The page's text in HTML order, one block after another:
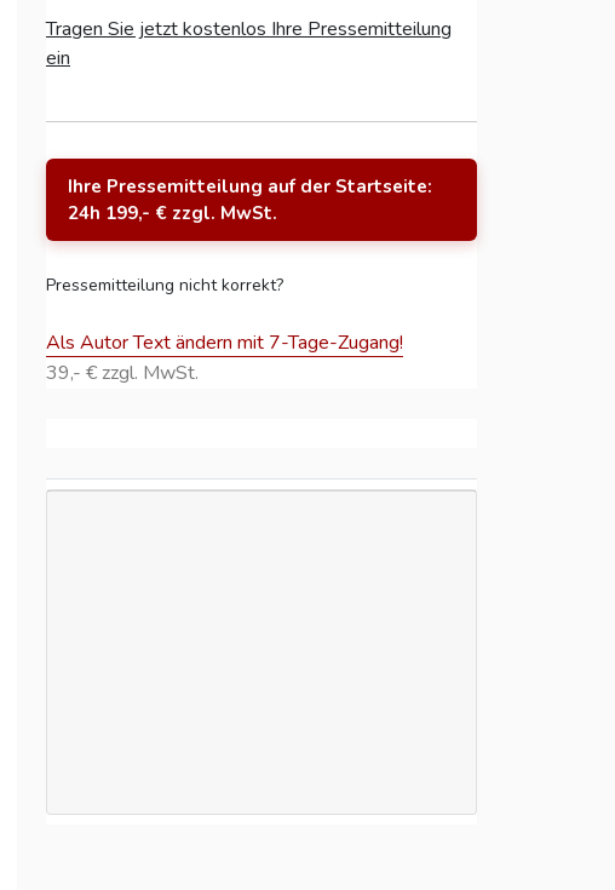
Tragen Sie jetzt kostenlos Ihre Pressemitteilung
ein
Ihre Pressemitteilung auf der Startseite:
24h 199,- € zzgl. MwSt.
Pressemitteilung nicht korrekt?
Als Autor Text ändern mit 7-Tage-Zugang!
39,- € zzgl. MwSt.